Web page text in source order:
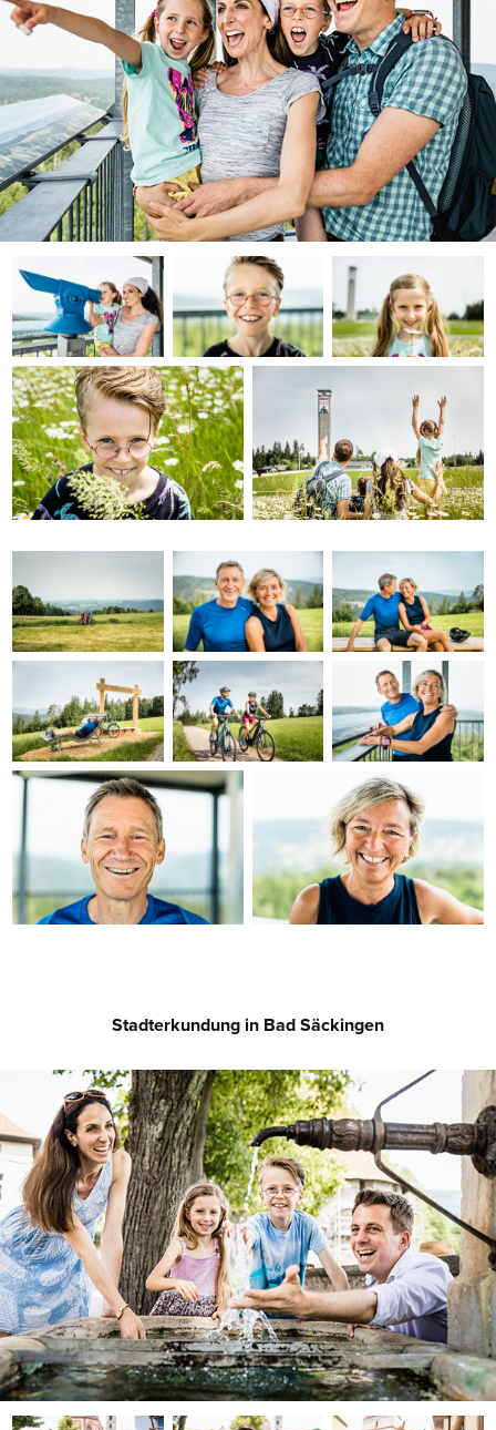
Stadterkundung in Bad Säckingen